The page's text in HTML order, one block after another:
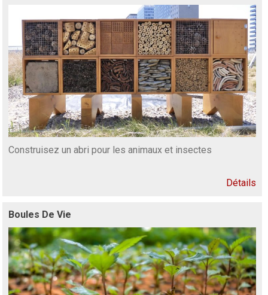
Construisez un abri pour les animaux et insectes
Détails
Boules De Vie